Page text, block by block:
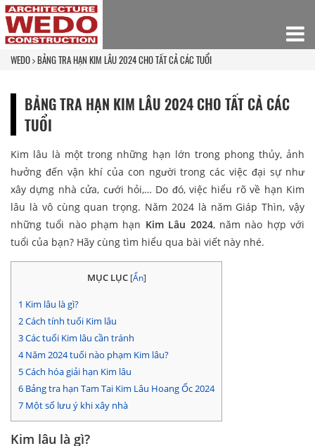
WEDO BẢNG TRA HẠN KIM LÂU 2024 CHO TẤT CẢ CÁC TUỔI
BẢNG TRA HẠN KIM LÂU 2024 CHO TẤT CẢ CÁC
TUỔI
Kim lâu là một trong những hạn lớn trong phong thủy, ảnh
hưởng đến vận khí của con người trong các việc đại sự như
xây dựng nhà cửa, cưới hỏi,… Do đó, việc hiểu rõ về hạn Kim
lâu là vô cùng quan trọng. Năm 2024 là năm Giáp Thìn, vậy
những tuổi nào phạm hạn Kim Lâu 2024, năm nào hợp với
tuổi của bạn? Hãy cùng tìm hiểu qua bài viết này nhé.
MỤC LỤC [Ẩn]
1 Kim lâu là gì?
2Cách tính tuổi Kim lâu
3Các tuổi Kim lâu cần tránh
4Năm 2024 tuổi nào phạm Kim lâu?
5Cách hóa giải hạn Kim lâu
6 Bảng tra hạn Tam Tai Kim Lâu Hoang Ốc 2024
7 Một số lưu ý khi xây nhà
Kim lâu là gì?